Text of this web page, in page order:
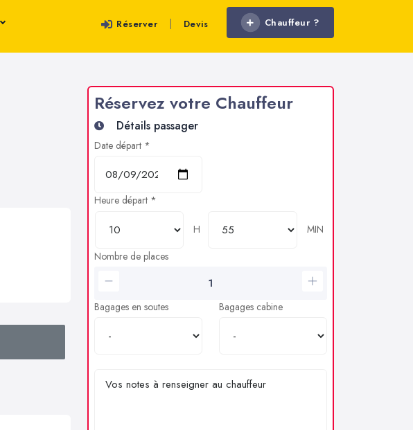
Réserver | Devis Chauffeur ?
Réservez votre Chauffeur
Détails passager
Date départ *
Heure départ *
H
MIN
Nombre de places
Bagages en soutes Bagages cabine